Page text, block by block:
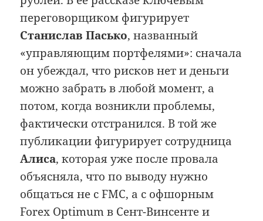
переговорщиком фигурирует
Станислав Пасько, названный
«управляющим портфелями»: сначала
он убеждал, что рисков нет и деньги
можно забрать в любой момент, а
потом, когда возникли проблемы,
фактически отстранился. В той же
публикации фигурирует сотрудница
Алиса, которая уже после провала
объясняла, что по выводу нужно
общаться не с FMC, а с офшорным
Forex Optimum в Сент-Винсенте и